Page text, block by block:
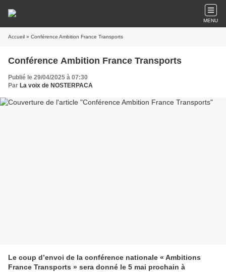
MENU
Accueil » Conférence Ambition France Transports
Conférence Ambition France Transports
Publié le 29/04/2025 à 07:30
Par La voix de NOSTERPACA
Le coup d’envoi de la conférence nationale « Ambitions
France Transports » sera donné le 5 mai prochain à